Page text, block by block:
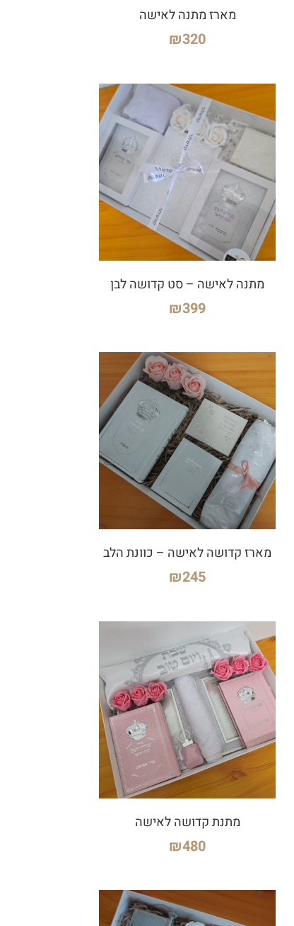
מארז מתנה לאישה
₪320
מתנה לאישה – סט קדושה לבן
₪399
מארז קדושה לאישה – כוונת הלב
₪245
מתנת קדושה לאישה
₪480